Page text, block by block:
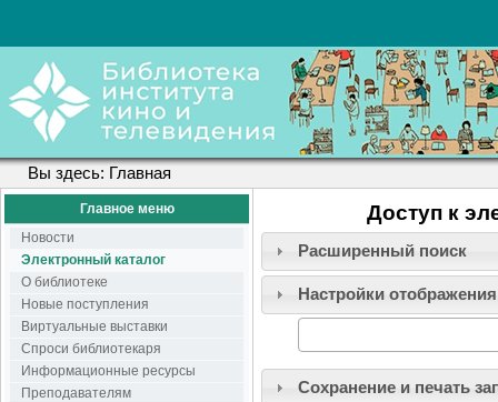
Вы здесь: Главная
Главное меню
Новости
Электронный каталог
О библиотеке
Новые поступления
Виртуальные выставки
Спроси библиотекаря
Информационные ресурсы
Преподавателям
Доступ к
Расширенный поиск
Настройки
Сохранение и печать